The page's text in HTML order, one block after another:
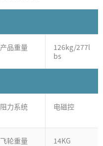
产品重量
126kg/277l
bs
阻力系统 电磁控
飞轮重量 14KG